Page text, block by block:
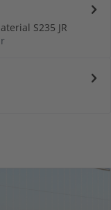
S235 JR